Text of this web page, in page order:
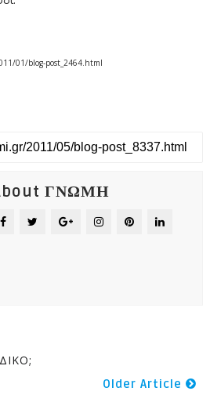
01/blog-post_2464.html
ΓΝΩΜΗ
Older Article